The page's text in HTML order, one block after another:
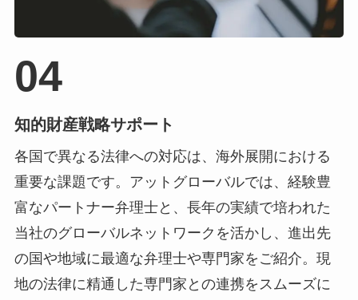
04
知的財産戦略サポート
各国で異なる法律への対応は、海外展開における
重要な課題です。アットグローバルでは、経験豊
富なパートナー弁理士と、長年の実績で培われた
当社のグローバルネットワークを活かし、進出先
の国や地域に最適な弁理士や専門家をご紹介。現
地の法律に精通した専門家との連携をスムーズに